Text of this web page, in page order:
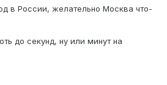
в России, желательно Москва что-
до секунд, ну или минут на